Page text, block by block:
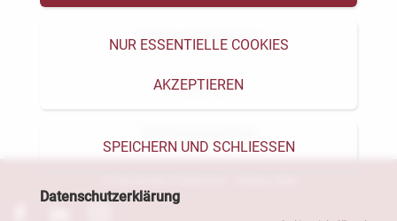
Videos & Podcast
Aktuelles
NUR ESSENTIELLE COOKIES
AKZEPTIEREN
SPEICHERN UND SCHLIESSEN
Datenschutzerklärung